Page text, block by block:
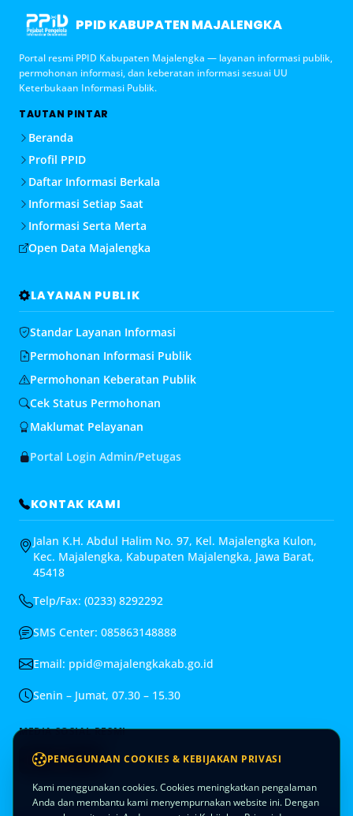
PENGGUNAAN COOKIES & KEBIJAKAN PRIVASI
Kami menggunakan cookies. Cookies meningkatkan pengalaman
Anda dan membantu kami menyempurnakan website ini. Dengan
PPID KABUPATEN MAJALENGKA
Portal resmi PPID Kabupaten Majalengka — layanan informasi publik,
permohonan informasi, dan keberatan informasi sesuai UU
Keterbukaan Informasi Publik.
TAUTAN PINTAR
Beranda
Profil PPID
Daftar Informasi Berkala
Informasi Setiap Saat
Informasi Serta Merta
Open Data Majalengka
LAYANAN PUBLIK
Standar Layanan Informasi
Permohonan Informasi Publik
Permohonan Keberatan Publik
Cek Status Permohonan
Maklumat Pelayanan
Portal Login Admin/Petugas
KONTAK KAMI
Jalan K.H. Abdul Halim No. 97, Kel. Majalengka Kulon,
Kec. Majalengka, Kabupaten Majalengka, Jawa Barat,
45418
Telp/Fax: (0233) 8292292
SMS Center: 085863148888
Email: ppid@majalengkakab.go.id
Senin – Jumat, 07.30 – 15.30
MEDIA SOSIAL RESMI